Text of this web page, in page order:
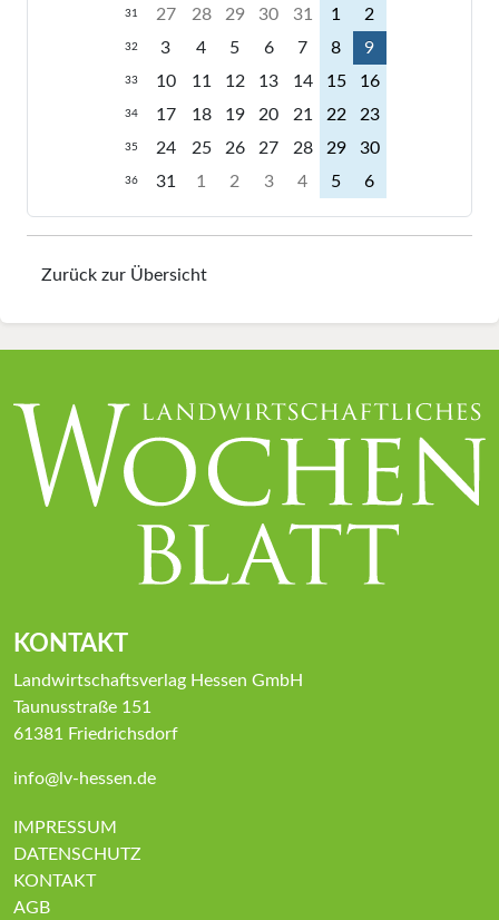
31 27 28 29 30 31 1 2
32 3 4 5 6 7 8 9
33 10 11 12 13 14 15 16
34 17 18 19 20 21 22 23
35 24 25 26 27 28 29 30
36 31 1 2 3 4 5 6
Zurück zur Übersicht
KONTAKT
Landwirtschaftsverlag Hessen GmbH
Taunusstraße 151
61381 Friedrichsdorf
info@lv-hessen.de
IMPRESSUM
DATENSCHUTZ
KONTAKT
AGB